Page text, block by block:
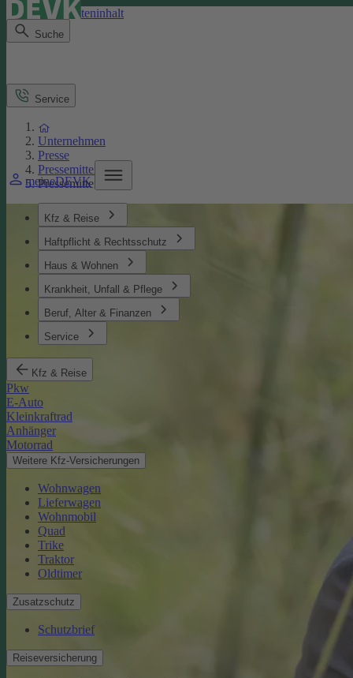
Direkt zum Seiteninhalt
Suche
meineDEVK
Kfz & Reise
Haftpflicht & Rechtsschutz
Haus & Wohnen
Krankheit, Unfall & Pflege
Beruf, Alter & Finanzen
Service
Kfz & Reise
Pkw
E-Auto
Kleinkraftrad
Anhänger
Motorrad
Weitere Kfz-Versicherungen
Wohnwagen
Lieferwagen
Wohnmobil
Quad
Trike
Traktor
Oldtimer
Zusatzschutz
Schutzbrief
Reiseversicherung
Service
Unternehmen
Presse
Pressemitteilungen
Pressemitteilung